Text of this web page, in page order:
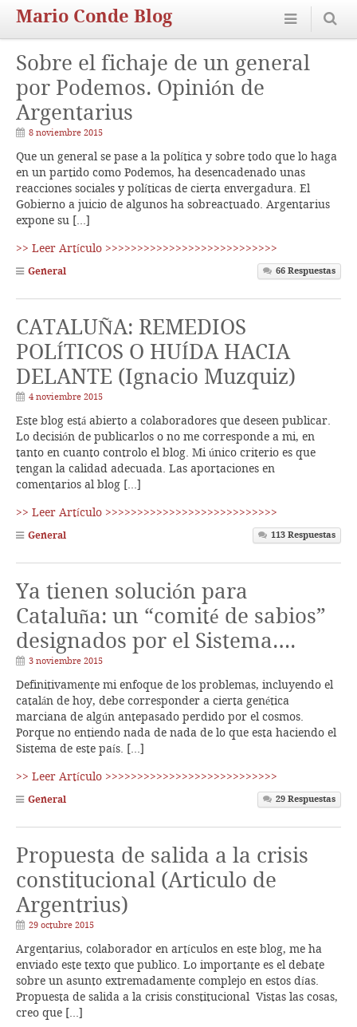
Mario Conde Blog
Sobre el fichaje de un general
por Podemos. Opinión de
Argentarius
8 noviembre 2015
Que un general se pase a la política y sobre todo que lo haga
en un partido como Podemos, ha desencadenado unas
reacciones sociales y políticas de cierta envergadura. El
Gobierno a juicio de algunos ha sobreactuado. Argentarius
expone su […]
>> Leer Artículo >>>>>>>>>>>>>>>>>>>>>>>>>>>
General 66 Respuestas
CATALUÑA: REMEDIOS
POLÍTICOS O HUÍDA HACIA
DELANTE (Ignacio Muzquiz)
4 noviembre 2015
Este blog está abierto a colaboradores que deseen publicar.
Lo decisión de publicarlos o no me corresponde a mi, en
tanto en cuanto controlo el blog. Mi único criterio es que
tengan la calidad adecuada. Las aportaciones en
comentarios al blog […]
>> Leer Artículo >>>>>>>>>>>>>>>>>>>>>>>>>>>
General 113 Respuestas
Ya tienen solución para
Cataluña: un “comité de sabios”
designados por el Sistema….
3 noviembre 2015
Definitivamente mi enfoque de los problemas, incluyendo el
catalán de hoy, debe corresponder a cierta genética
marciana de algún antepasado perdido por el cosmos.
Porque no entiendo nada de nada de lo que esta haciendo el
Sistema de este país. […]
>> Leer Artículo >>>>>>>>>>>>>>>>>>>>>>>>>>>
General 29 Respuestas
Propuesta de salida a la crisis
constitucional (Articulo de
Argentrius)
29 octubre 2015
Argentarius, colaborador en artículos en este blog, me ha
enviado este texto que publico. Lo importante es el debate
sobre un asunto extremadamente complejo en estos días.
Propuesta de salida a la crisis constitucional Vistas las cosas,
creo que […]